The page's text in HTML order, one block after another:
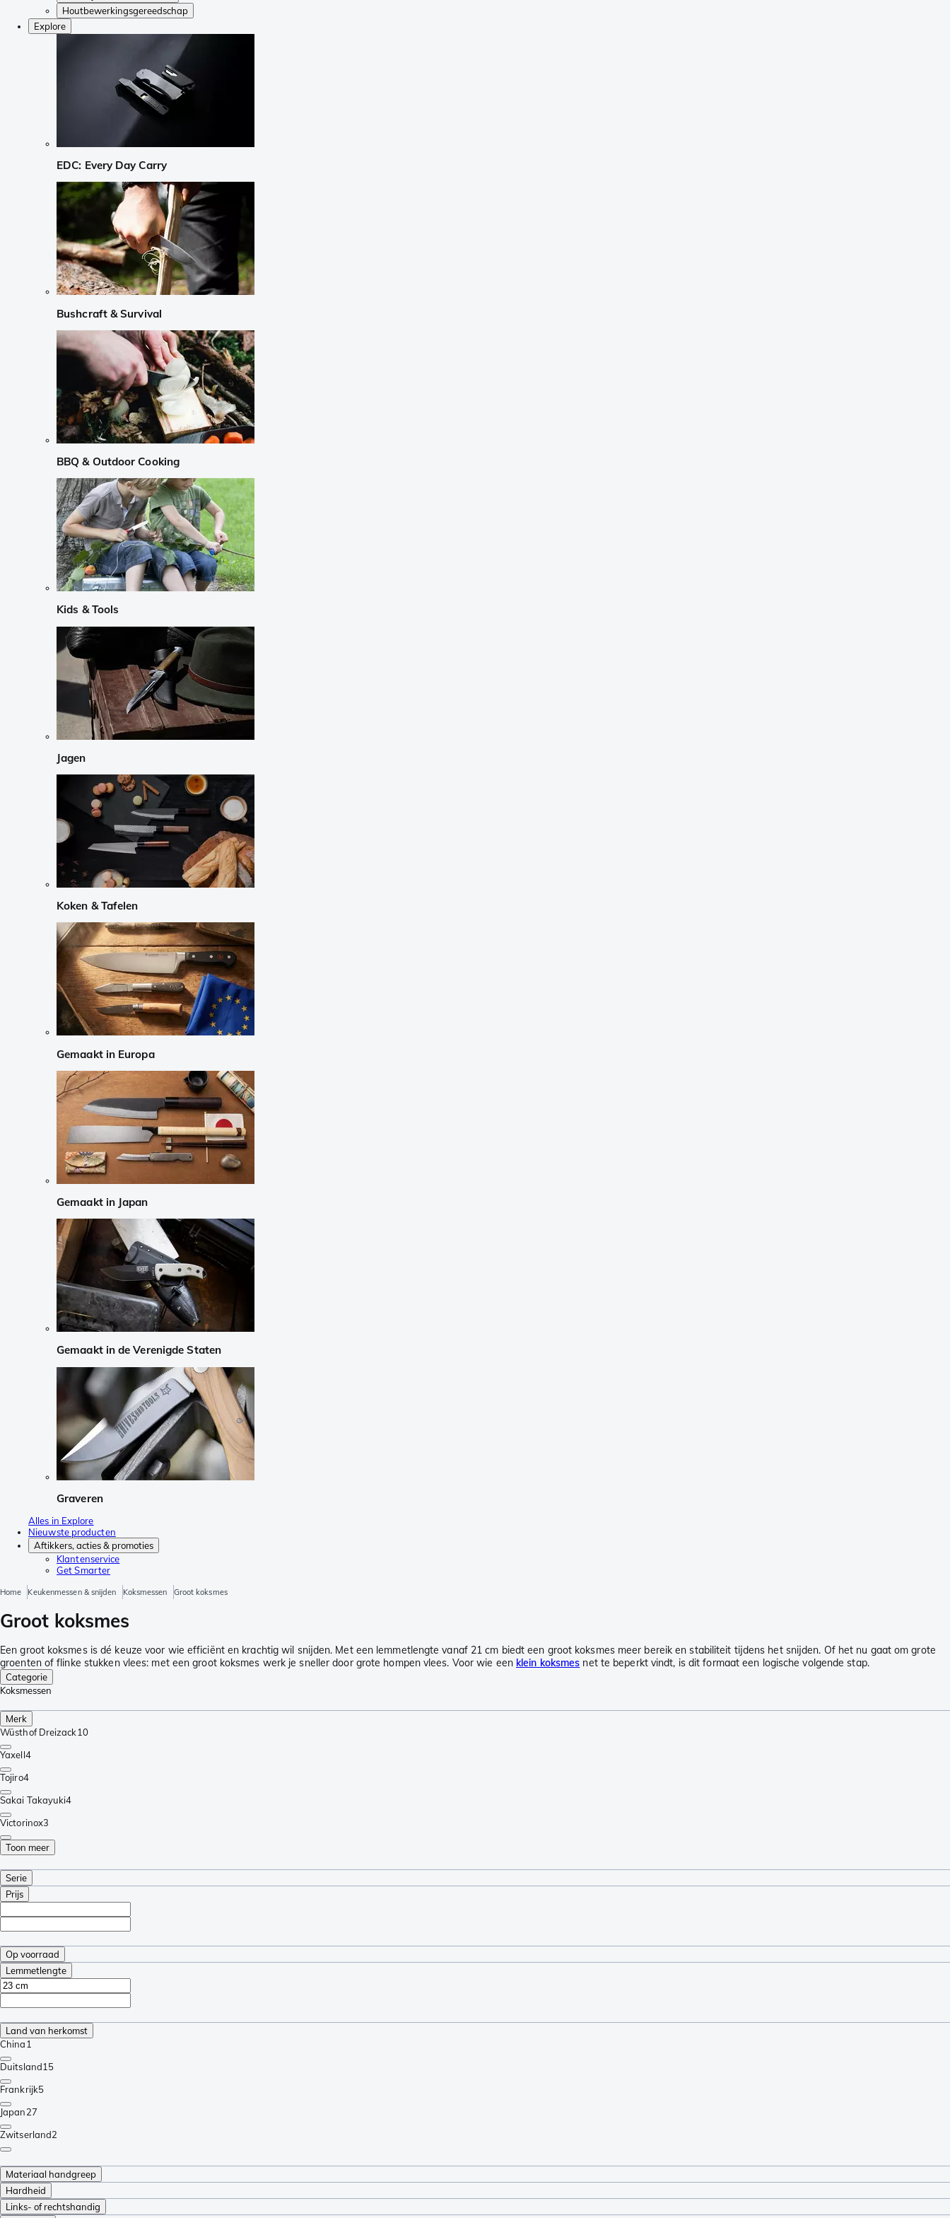
Houtbewerkingsgereedschap
Explore
EDC: Every Day Carry
Bushcraft & Survival
BBQ & Outdoor Cooking
Kids & Tools
Jagen
Koken & Tafelen
Gemaakt in Europa
Gemaakt in Japan
Gemaakt in de Verenigde Staten
Graveren
Alles in Explore
Nieuwste producten
Aftikkers, acties & promoties
Klantenservice
Get Smarter
Home Keukenmessen & snijden Koksmessen Groot koksmes
Groot koksmes
Een groot koksmes is dé keuze voor wie efficiënt en krachtig wil snijden. Met een lemmetlengte vanaf 21 cm biedt een groot koksmes meer bereik en stabiliteit tijdens het snijden. Of het nu gaat om grote
groenten of flinke stukken vlees: met een groot koksmes werk je sneller door grote hompen vlees. Voor wie een klein koksmes net te beperkt vindt, is dit formaat een logische volgende stap.
Categorie
Koksmessen
Merk
Wüsthof Dreizack10
Yaxell4
Tojiro4
Sakai Takayuki4
Victorinox3
Toon meer
Serie
Prijs
Op voorraad
Lemmetlengte
Land van herkomst
China1
Duitsland15
Frankrijk5
Japan27
Zwitserland2
Materiaal handgreep
Hardheid
Links- of rechtshandig